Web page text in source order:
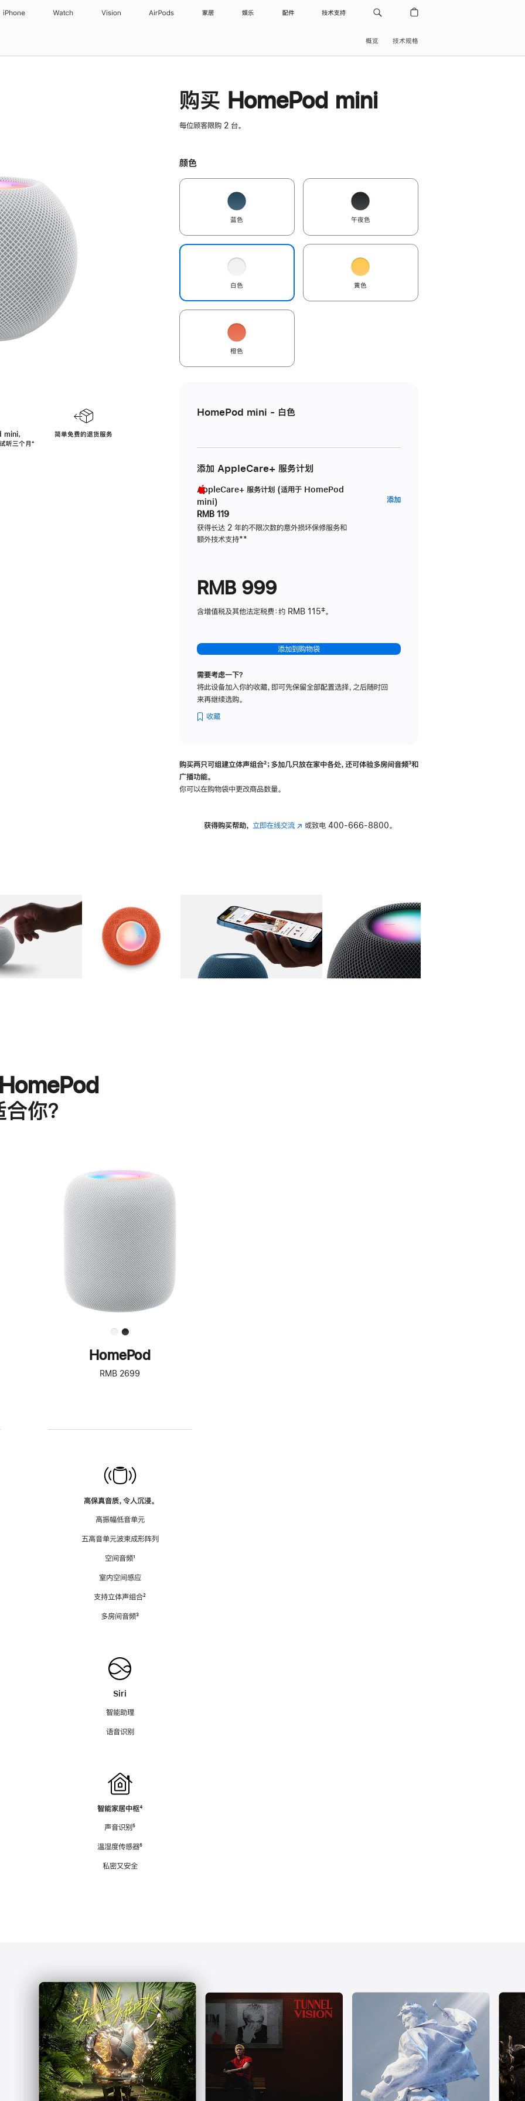
iPhone Watch Vision AirPods 家居 娱乐 配件 技术支持
概览 技术规格
，
听三个月脚
⁺
简单免费的退货服务
购买 HomePod mini
每位顾客限购 2 台。
颜色
蓝色 午夜色
白色 黄色
橙色
HomePod mini - 白色
添加 AppleCare+ 服务计划
AppleCare+ 服务计划 (适用于 HomePod
mini)
RMB 119
获得长达 2 年的不限次数的意外损坏保修服务和
额外技术支持脚
**
添加AppleCare+
RMB 999
含增值税及其他法定税费：约 RMB 115‡。
添加到购物袋
需要考虑一下？
将此设备加入你的收藏，即可先保留全部配置选择，之后随时回
来再继续选购。
收藏
购买两只可组建立体声组合脚
²；多加几只放在家中各处，还可体验多‍房‍间音频脚
³和
广播功能。
你可以在购物袋中更改商品数量。
获得购买帮助， 立即在线交流(在 或致电 400-666-8800。
图库 图像 图库 图像 图库 图像 4 图库 图像 5
你？
进
一
步
了
解
HomePod<
HomePod
RMB 2699
高保真音质，令人沉浸。
高振幅低音单元
五高音单元波束成形阵列
空间音频脚
¹
室内空间感应
支持立体声组合脚
²
多房间音频脚
³
Siri
智能助理
语音识别
智能家居中枢脚
⁴
声音识别脚
⁵
温湿度传感器脚
⁶
私密又安全